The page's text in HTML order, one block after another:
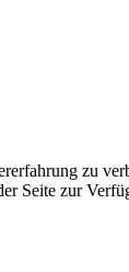
zu
Seite zur